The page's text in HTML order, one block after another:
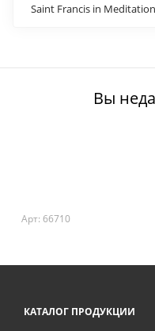
Saint Francis in Meditation
Вы
Арт: 66710
КАТАЛОГ ПРОДУКЦИИ